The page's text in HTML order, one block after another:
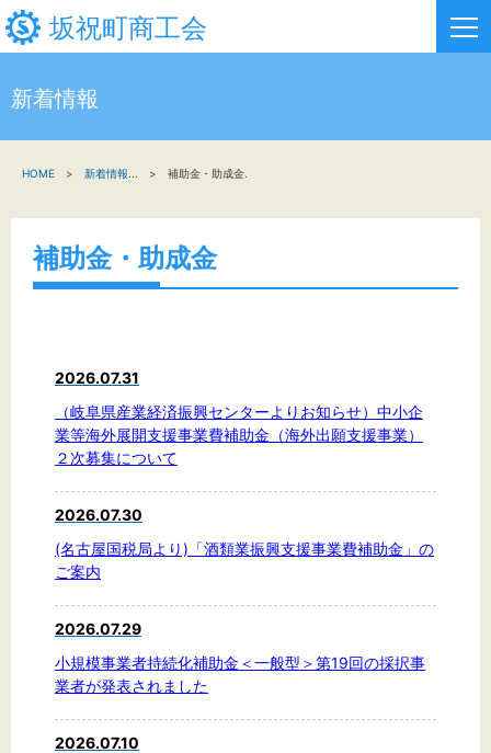
坂祝町商工会
新着情報
関係機関の方へ
文字サイズ
標準 拡大
背景色
黒 黄
新着情報
HOME 新着情報 補助金・助成金.
補助金・助成金
2026.07.31
（岐阜県産業経済振興センターよりお知らせ）中小企
業等海外展開支援事業費補助金（海外出願支援事業）
２次募集について
2026.07.30
(名古屋国税局より)「酒類業振興支援事業費補助金」の
ご案内
2026.07.29
小規模事業者持続化補助金＜一般型＞第19回の採択事
業者が発表されました
2026.07.10